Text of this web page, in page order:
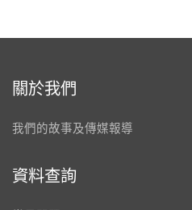
關於我們
我們的故事及傳媒報導
資料查詢